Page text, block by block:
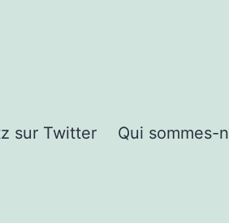
sur Twitter Qui sommes-